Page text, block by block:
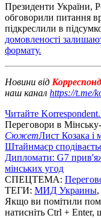
Президенти України,
обговорили питання
підкреслили в
домовленості
формату.
Новини від
наш канал https://t.me/
Читайте
Переговори в
СюжетЛист Козака і
Штайнмаєр
Дипломати: G7
мінських угод
СПЕЦТЕМА:
ТЕГИ: МИД Украины,
Якщо ви помітили
натисніть Ctrl + Enter,